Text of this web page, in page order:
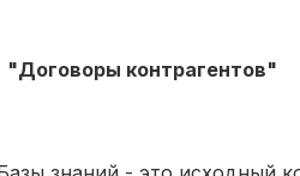
"Договоры контрагентов"